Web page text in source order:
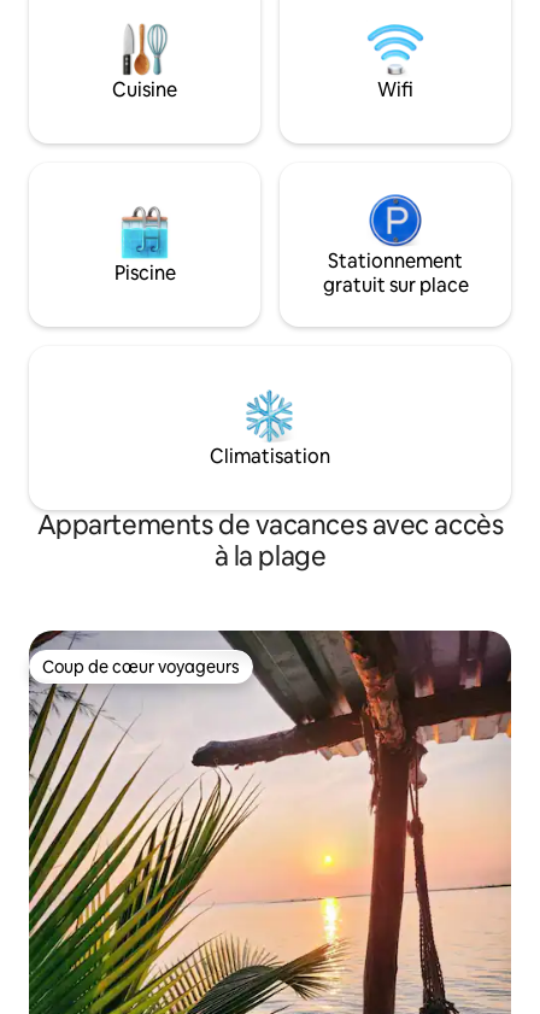
d'un terrain de beach-volley et d'une
grande cuisine extérieure avec un
barbecue au charbon de bois et une
cuisinière au propane.
restaurants et
la zone commune
hamacs pour que
maximum de
Cuisine Wifi
Piscine
Stationnement
gratuit sur place
Climatisation
Appartements de vacances avec accès
à la plage
Coup de cœur voyageurs
Coup de cœur voyageurs